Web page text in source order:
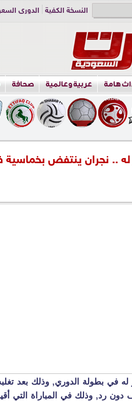
النسخة الكفية الدوري
هامة عربية وعالمية صحافة
.. نجران ينتفض
في بطولة الدوري, وذلك بعد
دون رد, وذلك في المباراة التي